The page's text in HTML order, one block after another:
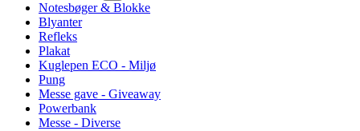
Notesbøger & Blokke
Blyanter
Refleks
Plakat
Kuglepen ECO - Miljø
Pung
Messe gave - Giveaway
Powerbank
Messe - Diverse